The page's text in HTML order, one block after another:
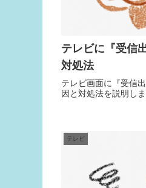
テレビに『受信
対処法
テレビ画面に『受信
因と対処法を説明しま
テレビ